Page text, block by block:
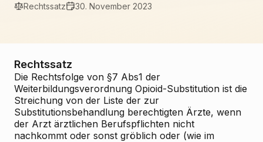
Rechtssatz 30. November 2023
Rechtssatz
Die Rechtsfolge von §7 Abs1 der
Weiterbildungsverordnung Opioid-Substitution ist die
Streichung von der Liste der zur
Substitutionsbehandlung berechtigten Ärzte, wenn
der Arzt ärztlichen Berufspflichten nicht
nachkommt oder sonst gröblich oder (wie im